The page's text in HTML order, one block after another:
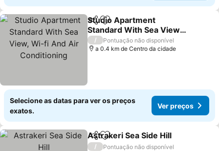
PartilharAdicionar aos favoritos
Studio Apartment
Standard With Sea View,
Wi-fi And Air
Conditioning
/
Pontuação não disponível
a 0.4 km de Centro da cidade
Selecione as datas para ver os preços
exatos.
Ver preços
PartilharAdicionar aos favoritos
Astrakeri Sea Side Hill
/
Pontuação não disponível